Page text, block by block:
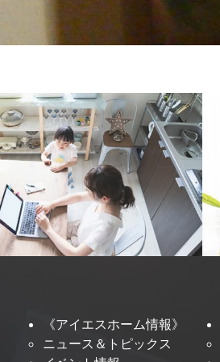
《アイエスホーム情報》
ニュース＆トピックス